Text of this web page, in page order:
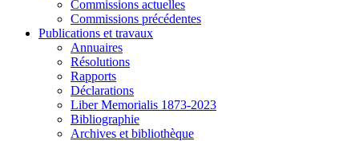
Commissions actuelles
Commissions précédentes
Publications et travaux
Annuaires
Résolutions
Rapports
Déclarations
Liber Memorialis 1873-2023
Bibliographie
Archives et bibliothèque